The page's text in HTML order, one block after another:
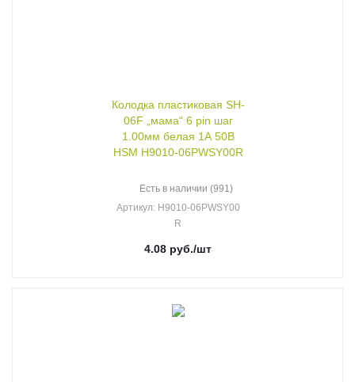
Колодка пластиковая SH-
06F „мама“ 6 pin шаг
1.00мм белая 1А 50В
HSM H9010-06PWSY00R
Есть в наличии (991)
Артикул: H9010-06PWSY00
R
4.08 руб./шт